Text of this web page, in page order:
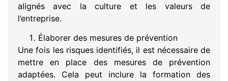
alignés avec la culture et les valeurs de
l’entreprise.
Élaborer des mesures de prévention
Une fois les risques identifiés, il est nécessaire de
mettre en place des mesures de prévention
adaptées. Cela peut inclure la formation des